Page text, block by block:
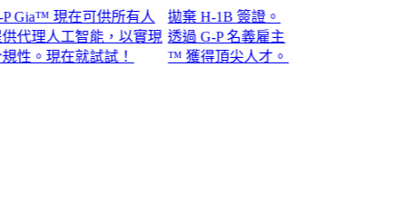
現在可供所有人
人工智能，以實現
。現在就試試！​​
拋棄 H-1B 簽證。
透過 G-P 名義雇主
™ 獲得頂尖人才。​​